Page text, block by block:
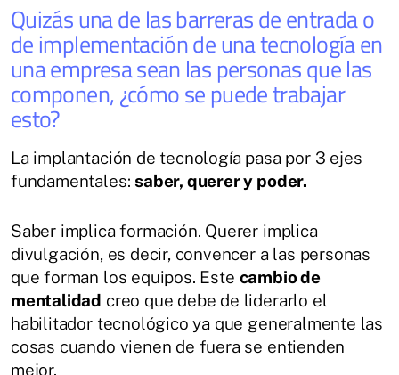
Quizás una de las barreras de entrada o
de implementación de una tecnología en
una empresa sean las personas que las
componen, ¿cómo se puede trabajar
esto?
La implantación de tecnología pasa por 3 ejes
fundamentales:saber, querer y poder.
Saber implica formación. Querer implica
divulgación, es decir, convencer a las personas
que forman los equipos. Este cambio de
mentalidad creo que debe de liderarlo el
habilitador tecnológico ya que generalmente las
cosas cuando vienen de fuera se entienden
mejor.